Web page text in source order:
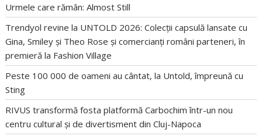
Urmele care rămân: Almost Still
Trendyol revine la UNTOLD 2026: Colecții capsulă lansate cu
Gina, Smiley și Theo Rose și comercianți români parteneri, în
premieră la Fashion Village
Peste 100 000 de oameni au cântat, la Untold, împreună cu
Sting
RIVUS transformă fosta platformă Carbochim într-un nou
centru cultural și de divertisment din Cluj-Napoca